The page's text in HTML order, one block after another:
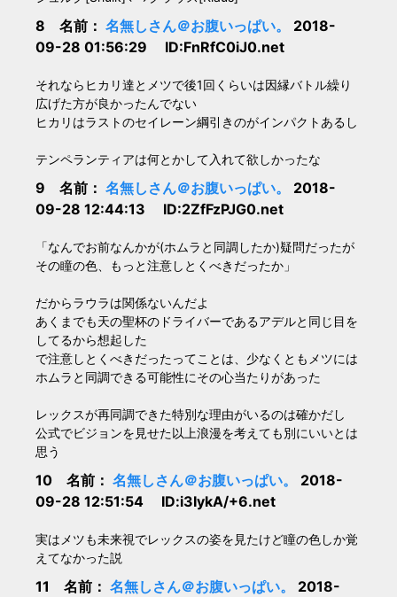
8 名前： 名無しさん＠お腹いっぱい。 2018-
09-28 01:56:29 ID:FnRfC0iJ0.net
それならヒカリ達とメツで後1回くらいは因縁バトル繰り
広げた方が良かったんでない
ヒカリはラストのセイレーン綱引きのがインパクトあるし
テンペランティアは何とかして入れて欲しかったな
9 名前： 名無しさん＠お腹いっぱい。 2018-
09-28 12:44:13 ID:2ZfFzPJG0.net
「なんでお前なんかが(ホムラと同調したか)疑問だったが
その瞳の色、もっと注意しとくべきだったか」
だからラウラは関係ないんだよ
あくまでも天の聖杯のドライバーであるアデルと同じ目を
してるから想起した
で注意しとくべきだったってことは、少なくともメツには
ホムラと同調できる可能性にその心当たりがあった
レックスが再同調できた特別な理由がいるのは確かだし
公式でビジョンを見せた以上浪漫を考えても別にいいとは
思う
10 名前： 名無しさん＠お腹いっぱい。 2018-
09-28 12:51:54 ID:i3IykA/+6.net
実はメツも未来視でレックスの姿を見たけど瞳の色しか覚
えてなかった説
11 名前： 名無しさん＠お腹いっぱい。 2018-